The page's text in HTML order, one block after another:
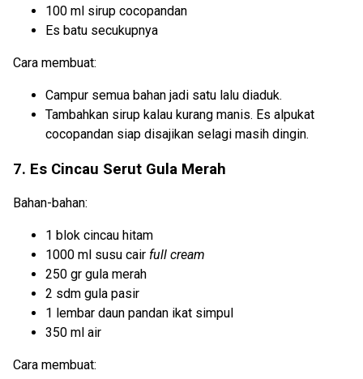
100 ml sirup cocopandan
Es batu secukupnya
Cara membuat:
Campur semua bahan jadi satu lalu diaduk.
Tambahkan sirup kalau kurang manis. Es alpukat
cocopandan siap disajikan selagi masih dingin.
7. Es Cincau Serut Gula Merah
Bahan-bahan:
1 blok cincau hitam
1000 ml susu cair full cream
250 gr gula merah
2 sdm gula pasir
1 lembar daun pandan ikat simpul
350 ml air
Cara membuat: